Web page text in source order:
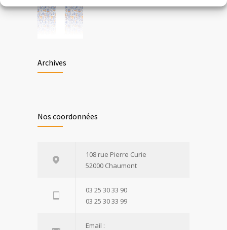
Archives
Nos coordonnées
108 rue Pierre Curie
52000 Chaumont
03 25 30 33 90
03 25 30 33 99
Email :